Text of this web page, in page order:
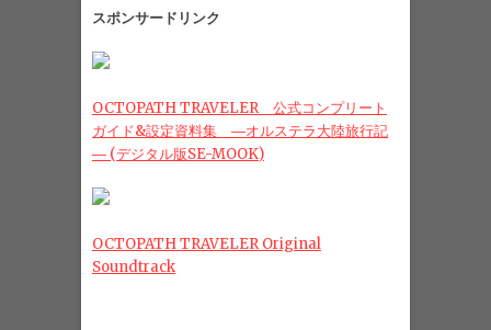
スポンサードリンク
OCTOPATH TRAVELER 公式コンプリート
ガイド&設定資料集 ―オルステラ大陸旅行記
― (デジタル版SE-MOOK)
OCTOPATH TRAVELER Original
Soundtrack